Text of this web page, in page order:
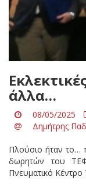
άλλα…
08/05/2025
Δημήτρης
Πλούσιο ήταν το…
δωρητών του
Πνευματικό Κέντρο